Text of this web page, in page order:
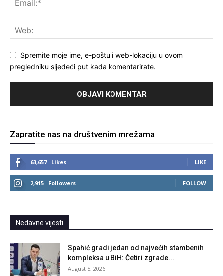
Spremite moje ime, e-poštu i web-lokaciju u ovom
pregledniku sljedeći put kada komentarirate.
Zapratite nas na društvenim mrežama
63,657 Likes LIKE
2,915 Followers FOLLOW
Nedavne vijesti
Spahić gradi jedan od najvećih stambenih
kompleksa u BiH: Četiri zgrade...
August 5, 2026